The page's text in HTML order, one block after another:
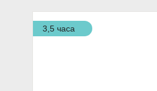
3,5 часа